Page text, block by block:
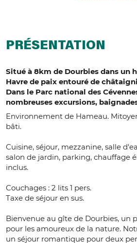
PRÉSENTATION
Situé à 8km de Dourbies dans un
Havre de paix entouré de
Dans le Parc national des
nombreuses excursions,
Environnement de Hameau.
bâti.
Cuisine, séjour, mezzanine, salle
salon de jardin, parking, chauffage
inclus.
Couchages : 2 lits 1 pers.
Taxe de séjour en sus.
Bienvenue au gîte de Dourbies, un
pour les amoureux de la nature.
un séjour romantique pour deux